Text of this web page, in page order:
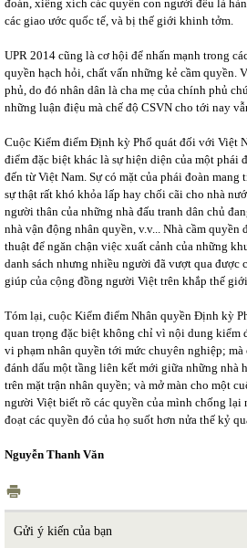
đoán, xiềng xích các quyền con người đều là
các giao ước quốc tế, và bị thế giới khinh tởm.
UPR 2014 cũng là cơ hội để nhấn mạnh trong
quyền hạch hỏi, chất vấn những kẻ cầm quyền.
phủ, do đó nhân dân là cha mẹ của chính phủ
những luận điệu mà chế độ CSVN cho tới nay
Cuộc Kiểm điểm Định kỳ Phổ quát đối với Việt
điểm đặc biệt khác là sự hiện diện của một phái
đến từ Việt Nam. Sự có mặt của phái đoàn mang
sự thật rất khó khỏa lấp hay chối cãi cho nhà
người thân của những nhà đấu tranh dân chủ
nhà vận động nhân quyền, v.v... Nhà cầm quyền
thuật để ngăn chận việc xuất cảnh của những
danh sách nhưng nhiều người đã vượt qua được
giúp của cộng đồng người Việt trên khắp thế
Tóm lại, cuộc Kiểm điểm Nhân quyền Định kỳ
quan trọng đặc biệt không chỉ vì nội dung kiểm
vi phạm nhân quyền tới mức chuyên nghiệp;
đánh dấu một tầng liên kết mới giữa những nhà
trên mặt trận nhân quyền; và mở màn cho một
người Việt biết rõ các quyền của mình chống lại
đoạt các quyền đó của họ suốt hơn nửa thế kỷ
Nguyễn Thanh Văn
Gửi ý kiến của bạn